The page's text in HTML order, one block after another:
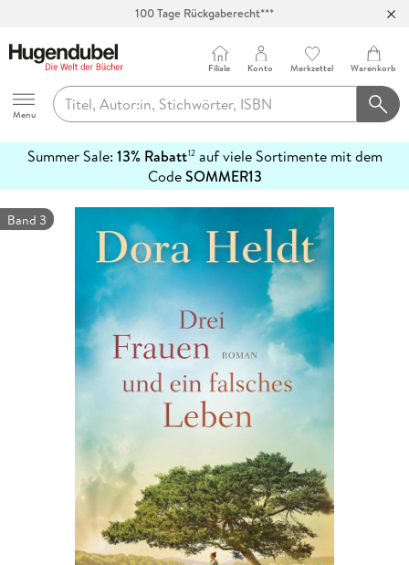
Hugendubel
Menu
Filiale Konto Merkzettel Warenkorb
Summer Sale: 13% Rabatt12auf viele Sortimente mit dem
CodeSOMMER13
erfahren
Band 3